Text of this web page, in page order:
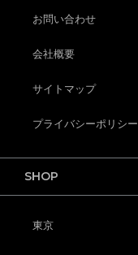
お問い合わせ
会社概要
サイトマップ
プライバシーポリシー
SHOP
東京